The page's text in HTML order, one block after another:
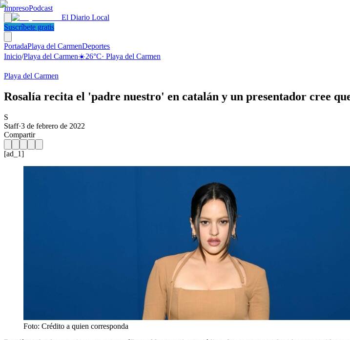
ImpresoPodcast
El Diario Local
Suscríbete gratis
PortadaPlaya del CarmenDeportes
Inicio/Playa del Carmen☀️26°C· Playa del Carmen
Playa del Carmen
Rosalía recita el 'padre nuestro' en catalán y un presentador cree
S
Staff·3 de febrero de 2022
Compartir
[ad_1]
Foto: Crédito a quien corresponda